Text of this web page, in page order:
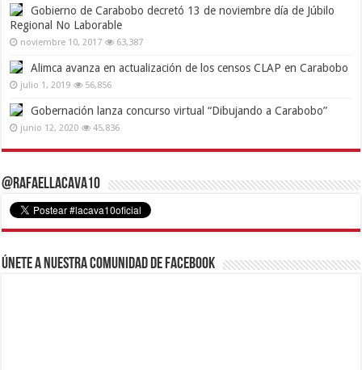
Gobierno de Carabobo decretó 13 de noviembre día de Júbilo
Regional No Laborable
noviembre 10, 2017 63,387
Alimca avanza en actualización de los censos CLAP en Carabobo
julio 1, 2019 56,856
Gobernación lanza concurso virtual “Dibujando a Carabobo”
junio 12, 2020 45,836
@RafaelLacava10
Únete a nuestra comunidad de Facebook